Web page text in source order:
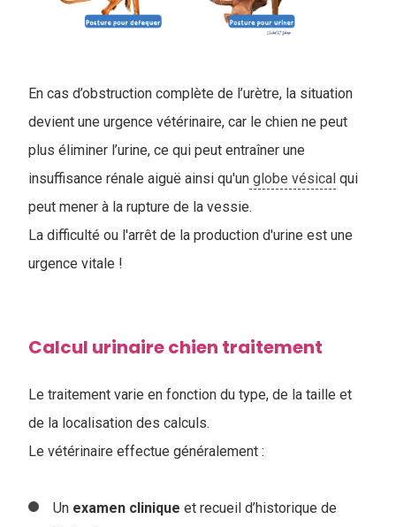
En cas d’obstruction complète de l’urètre, la situation
devient une urgence vétérinaire, car le chien ne peut
plus éliminer l’urine, ce qui peut entraîner une
insuffisance rénale aiguë ainsi qu'un globe vésical qui
peut mener à la rupture de la vessie.
La difficulté ou l'arrêt de la production d'urine est une
urgence vitale !
Calcul urinaire chien traitement
Le traitement varie en fonction du type, de la taille et
de la localisation des calculs.
Le vétérinaire effectue généralement :
Un examen clinique et recueil d’historique de